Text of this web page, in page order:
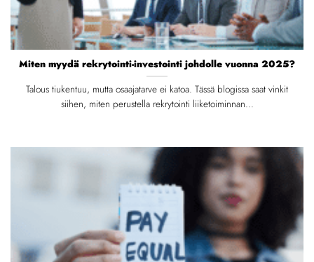
Miten myydä rekrytointi-investointi johdolle vuonna 2025?
Talous tiukentuu, mutta osaajatarve ei katoa. Tässä blogissa saat vinkit
siihen, miten perustella rekrytointi liiketoiminnan...